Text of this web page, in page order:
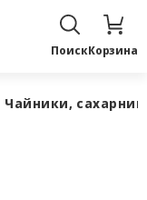
ПоискКорзина
Чайники,